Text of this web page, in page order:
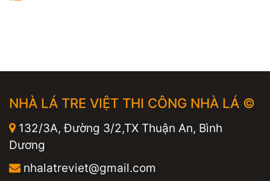
NHÀ LÁ TRE VIỆT THI CÔNG NHÀ LÁ ©
132/3A, Đường 3/2,TX Thuận An, Bình
Dương
nhalatreviet@gmail.com